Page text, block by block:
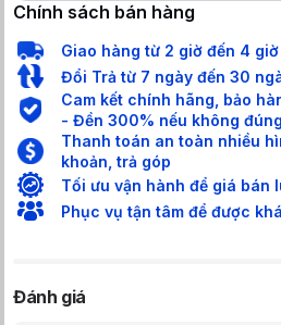
Chính sách bán hàng
Giao hàng từ 2 giờ đến 4
Đổi Trả từ 7 ngày đến 30
Cam kết chính hãng, bảo
- Đền 300% nếu không
Thanh toán an toàn nhiều
khoản, trả góp
Tối ưu vận hành để giá bán
Phục vụ tận tâm để được
Đánh giá